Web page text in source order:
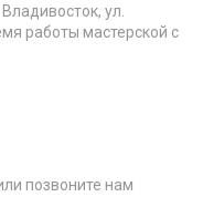
ул.
работы мастерской с
позвоните нам